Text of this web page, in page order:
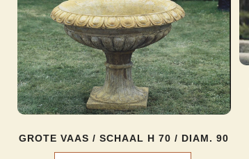
GROTE VAAS / SCHAAL H 70 / DIAM. 90